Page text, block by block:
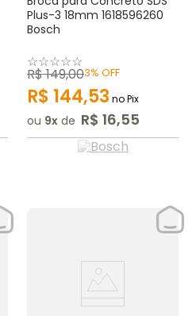
Plus-3 18mm 1618596260
Bosch
☆☆☆☆☆
R$149,003% OFF
R$ 144,53 no Pix
ou 9 de R$ 16,55